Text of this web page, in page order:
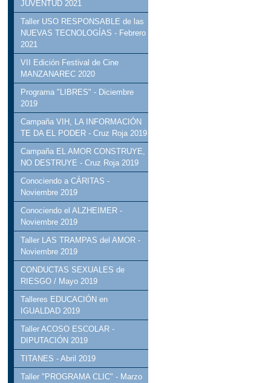
JUVENTUD 2021
Taller USO RESPONSABLE de las
NUEVAS TECNOLOGÍAS - Febrero
2021
VII Edición Festival de Cine
MANZANAREC 2020
Programa "LIBRES" - Diciembre
2019
Campaña VIH, LA INFORMACIÓN
TE DA EL PODER - Cruz Roja 2019
Campaña EL AMOR CONSTRUYE,
NO DESTRUYE - Cruz Roja 2019
Conociendo a CÁRITAS -
Noviembre 2019
Conociendo el ALZHEIMER -
Noviembre 2019
Taller LAS TRAMPAS del AMOR -
Noviembre 2019
CONDUCTAS SEXUALES de
RIESGO / Mayo 2019
Talleres EDUCACIÓN en
IGUALDAD 2019
Taller ACOSO ESCOLAR -
DIPUTACIÓN 2019
TITANES - Abril 2019
Taller "PROGRAMA CLIC" - Marzo